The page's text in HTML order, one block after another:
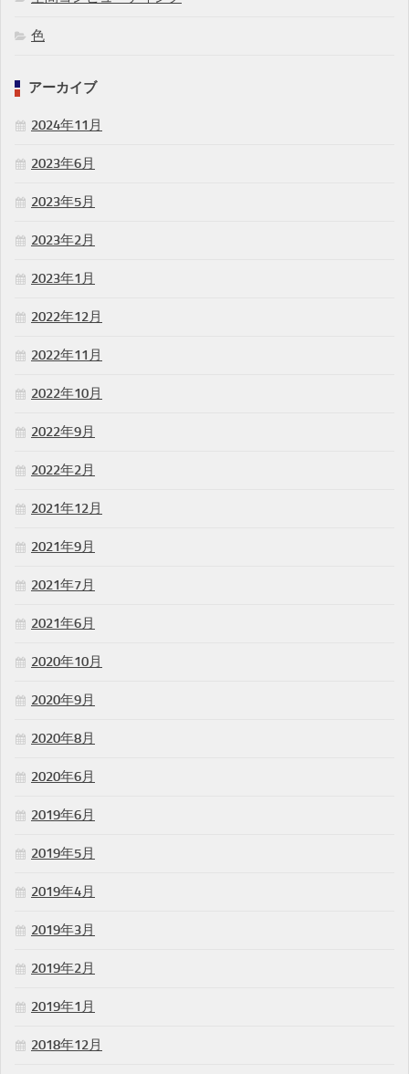
色
アーカイブ
2024年11月
2023年6月
2023年5月
2023年2月
2023年1月
2022年12月
2022年11月
2022年10月
2022年9月
2022年2月
2021年12月
2021年9月
2021年7月
2021年6月
2020年10月
2020年9月
2020年8月
2020年6月
2019年6月
2019年5月
2019年4月
2019年3月
2019年2月
2019年1月
2018年12月